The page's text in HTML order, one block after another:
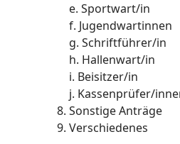
e. Sportwart/in
f. Jugendwartinnen
g. Schriftführer/in
h. Hallenwart/in
i. Beisitzer/in
j. Kassenprüfer/
Sonstige Anträge
Verschiedenes